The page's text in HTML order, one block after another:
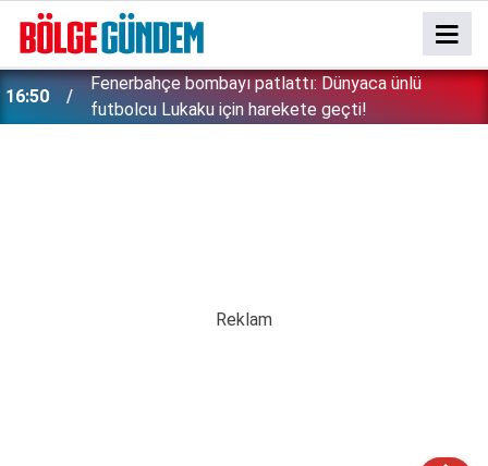
15:37
Konuşanlar'da söyledikleri başını derde soktu:
Peşine düşen emniyet Özbek kadını gözaltına aldı!